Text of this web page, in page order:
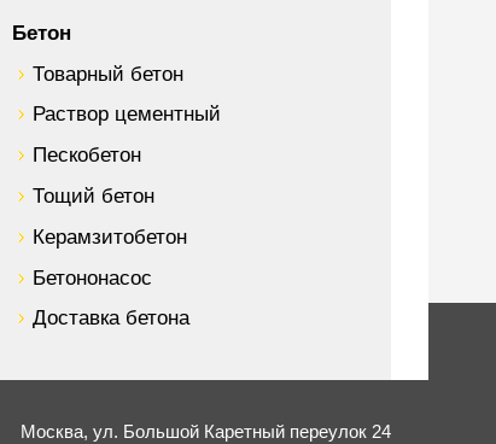
Бетон
Товарный бетон
Раствор цементный
Пескобетон
Тощий бетон
Керамзитобетон
Бетононасос
Доставка бетона
Москва, ул. Большой Каретный переулок 24